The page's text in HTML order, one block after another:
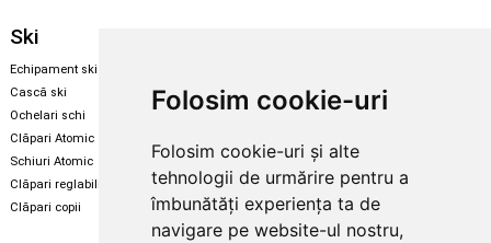
Folosim cookie-uri
Folosim cookie-uri și alte
tehnologii de urmărire pentru a
îmbunătăți experiența ta de
navigare pe website-ul nostru,
Ski
Echipament ski
Cască ski
Ochelari schi
Clăpari Atomic
Schiuri Atomic
Clăpari reglabili
Clăpari copii
Echipament snowboard
Skate & longboard
Santa Cruz
Enuff Skateboards